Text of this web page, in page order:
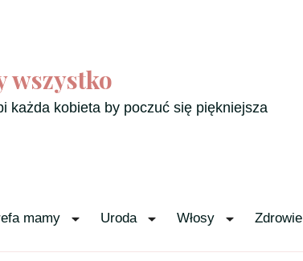
wszystko
każda kobieta by poczuć się piękniejsza
mamy Uroda Włosy Zdrowie